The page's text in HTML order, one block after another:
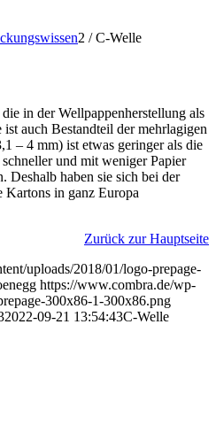
2 / C-Welle
in der Wellpappenherstellung als
auch Bestandteil der mehrlagigen
– 4 mm) ist etwas geringer als die
und mit weniger Papier
Deshalb haben sie sich bei der
Kartons in ganz Europa
Zurück zur Hauptseite
uploads/2018/01/logo-prepage-
https://www.combra.de/wp-
300x86-1-300x86.png
2022-09-21 13:54:43C-Welle